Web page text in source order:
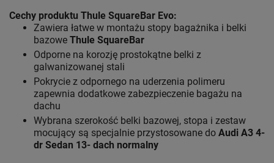
Cechy produktu Thule SquareBar Evo:
Zawiera łatwe w montażu stopy bagażnika i belki
bazowe Thule SquareBar
Odporne na korozję prostokątne belki z
galwanizowanej stali
Pokrycie z odpornego na uderzenia polimeru
zapewnia dodatkowe zabezpieczenie bagażu na
dachu
Wybrana szerokość belki bazowej, stopa i zestaw
mocujący są specjalnie przystosowane do Audi A3 4-
dr Sedan 13- dach normalny